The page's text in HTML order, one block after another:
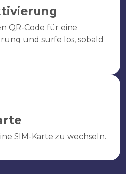
QR-Code für eine
und surfe los, sobald
SIM-Karte zu wechseln.